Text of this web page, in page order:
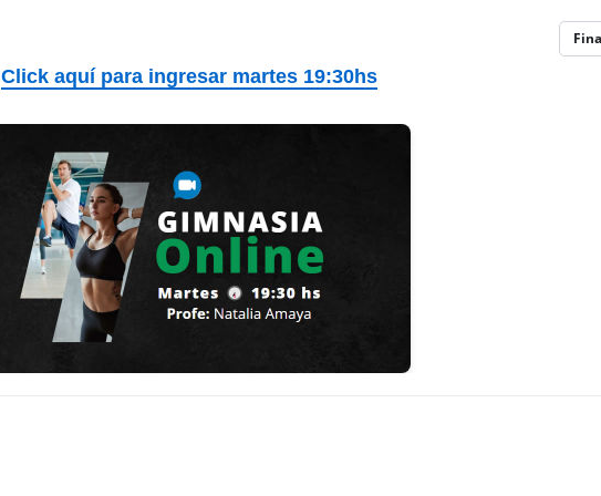
Click aquí para ingresar martes 19:30hs